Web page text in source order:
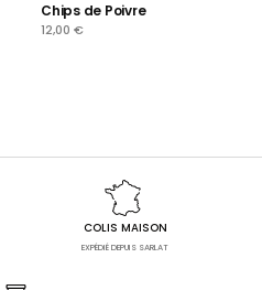
Chips de Poivre
12,00 €
COLIS MAISON
EXPÉDIÉ DEPUIS SARLAT